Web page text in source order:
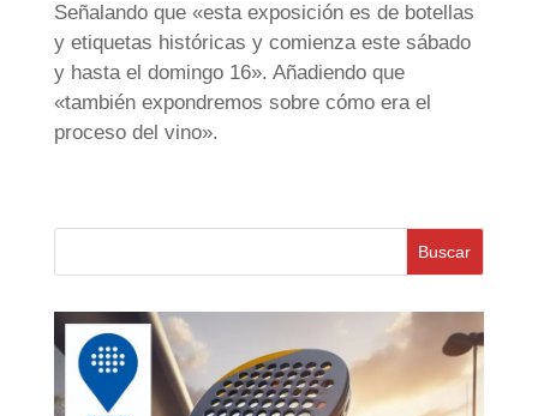
Señalando que «esta exposición es de botellas
y etiquetas históricas y comienza este sábado
y hasta el domingo 16». Añadiendo que
«también expondremos sobre cómo era el
proceso del vino».
Buscar